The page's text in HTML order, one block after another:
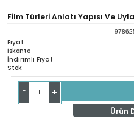
Film Türleri Anlatı Yapısı Ve
Fiyat
İskonto
İndirimli Fiyat
Stok
- +
Ürün